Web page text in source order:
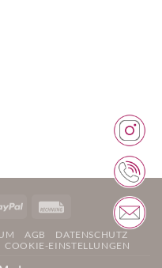
Inhalt.
PayPal
AGB
DATENSCHUTZ
COOKIE-EINSTELLUNGEN